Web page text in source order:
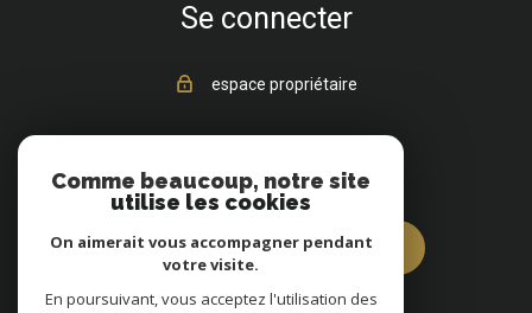
Se connecter
espace propriétaire
Vous êtes vendeur ?
estimez votre bien dès à présent
Comme beaucoup, notre site
utilise les cookies
On aimerait vous accompagner pendant
votre visite.
En poursuivant, vous acceptez l'utilisation des